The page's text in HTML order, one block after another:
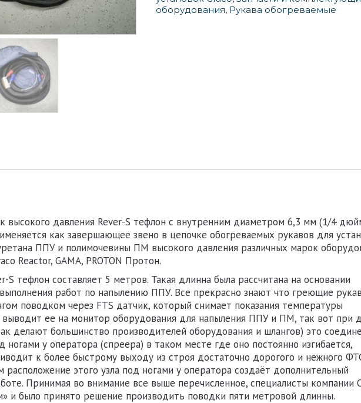
PTFE-
оборудования, Рукава обогреваемые
высокого давления Rever-S тефлон с внутренним диаметром 6,3 мм (1/4
как завершающее звено в цепочке обогреваемых рукавов для
ППУ и полимочевины ПМ высокого давления различных марок
Reactor, GAMA, PROTON Протон.
S тефлон составляет 5 метров. Такая длинна была рассчитана на основании
работ по напылению ППУ. Все прекрасно знают что греющие
поводком через FTS датчик, который снимает показания температуры
ее на монитор оборудования для напыления ППУ и ПМ, так вот при
делают большинство производителей оборудования и шлангов) это
ногами у оператора (спреера) в таком месте где оно постоянно изгибается,
к более быстрому выходу из строя достаточно дорогого и нежного
расположение этого узла под ногами у оператора создаёт дополнительный
Принимая во внимание все выше перечисленное, специалисты компании
и было принято решение производить поводки пяти метровой длинны.